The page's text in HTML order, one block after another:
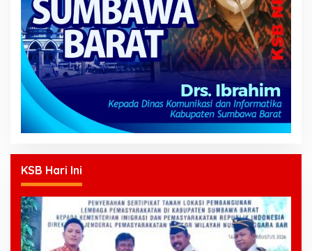
KSB Hari Ini